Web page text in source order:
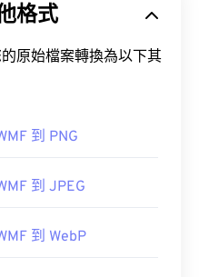
格式
原始檔案轉換為以下其
到 PNG
到 JPEG
到 WebP